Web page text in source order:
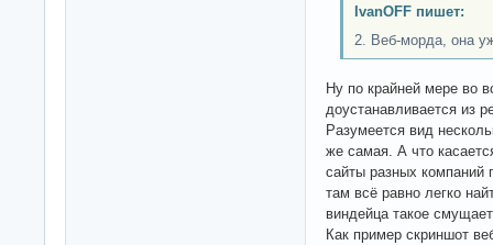
IvanOFF пишет:
2. Веб-морда, она
Ну по крайней мере во
доустанавливается из
Разумеется вид
же самая. А что
сайты разных компаний
там всё равно легко
виндейца такое
Как пример скриншот